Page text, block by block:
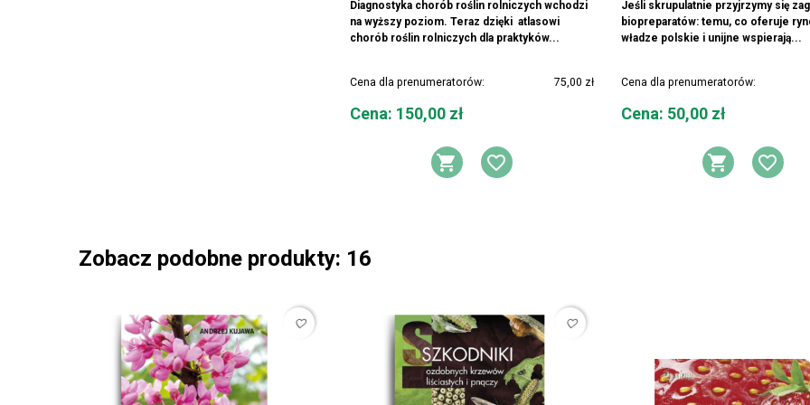
Diagnostyka chorób roślin rolniczych wchodzi
na wyższy poziom. Teraz dzięki atlasowi
chorób roślin rolniczych dla praktyków...
Cena dla prenumeratorów: 75,00 zł
Cena
Cena: 150,00 zł
DODAJ DO KOSZYKA
DODAJ DO LISTY ŻYCZEŃ
Jeśli skrupulatnie przyjrzymy się
biopreparatów: temu, co oferuje
władze polskie i unijne wspierają...
Cena dla prenumeratorów:
Cena
Cena: 50,00 zł
DODAJ
Zobacz podobne produkty: 16
favorite_border favorite_border